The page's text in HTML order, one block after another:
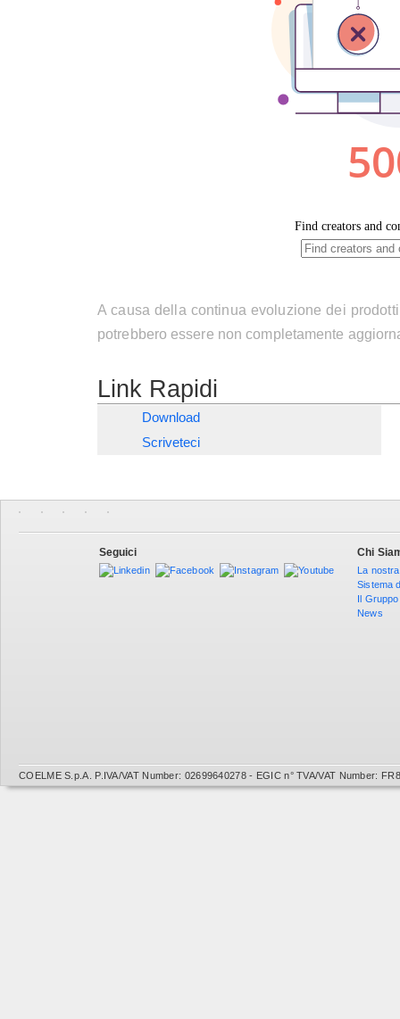
A causa della continua evoluzione dei
potrebbero essere non completamente
Link Rapidi
Download
Scriveteci
Seguici Chi
La
Sistema
Il Gruppo
News
COELME S.p.A. P.IVA/VAT Number: 02699640278 - EGIC n° TVA/VAT Number: